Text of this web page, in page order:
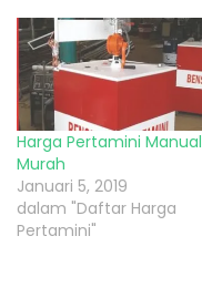
Harga Pertamini Manual
Murah
Januari 5, 2019
dalam "Daftar Harga
Pertamini"